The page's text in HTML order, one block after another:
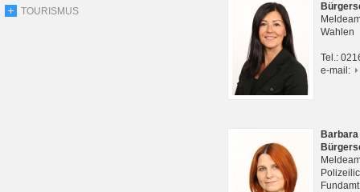
TOURISMUS
Wahlen
Tel.:
e-mail: